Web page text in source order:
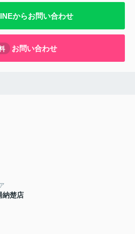
からお問い合わせ
お問い合わせ
納楚店